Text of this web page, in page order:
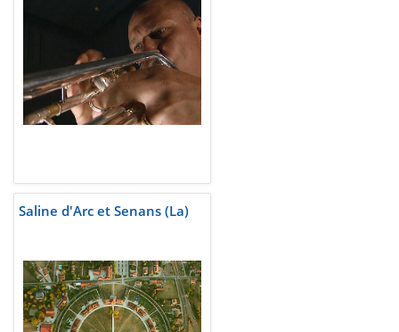
Saline d'Arc et Senans (La)